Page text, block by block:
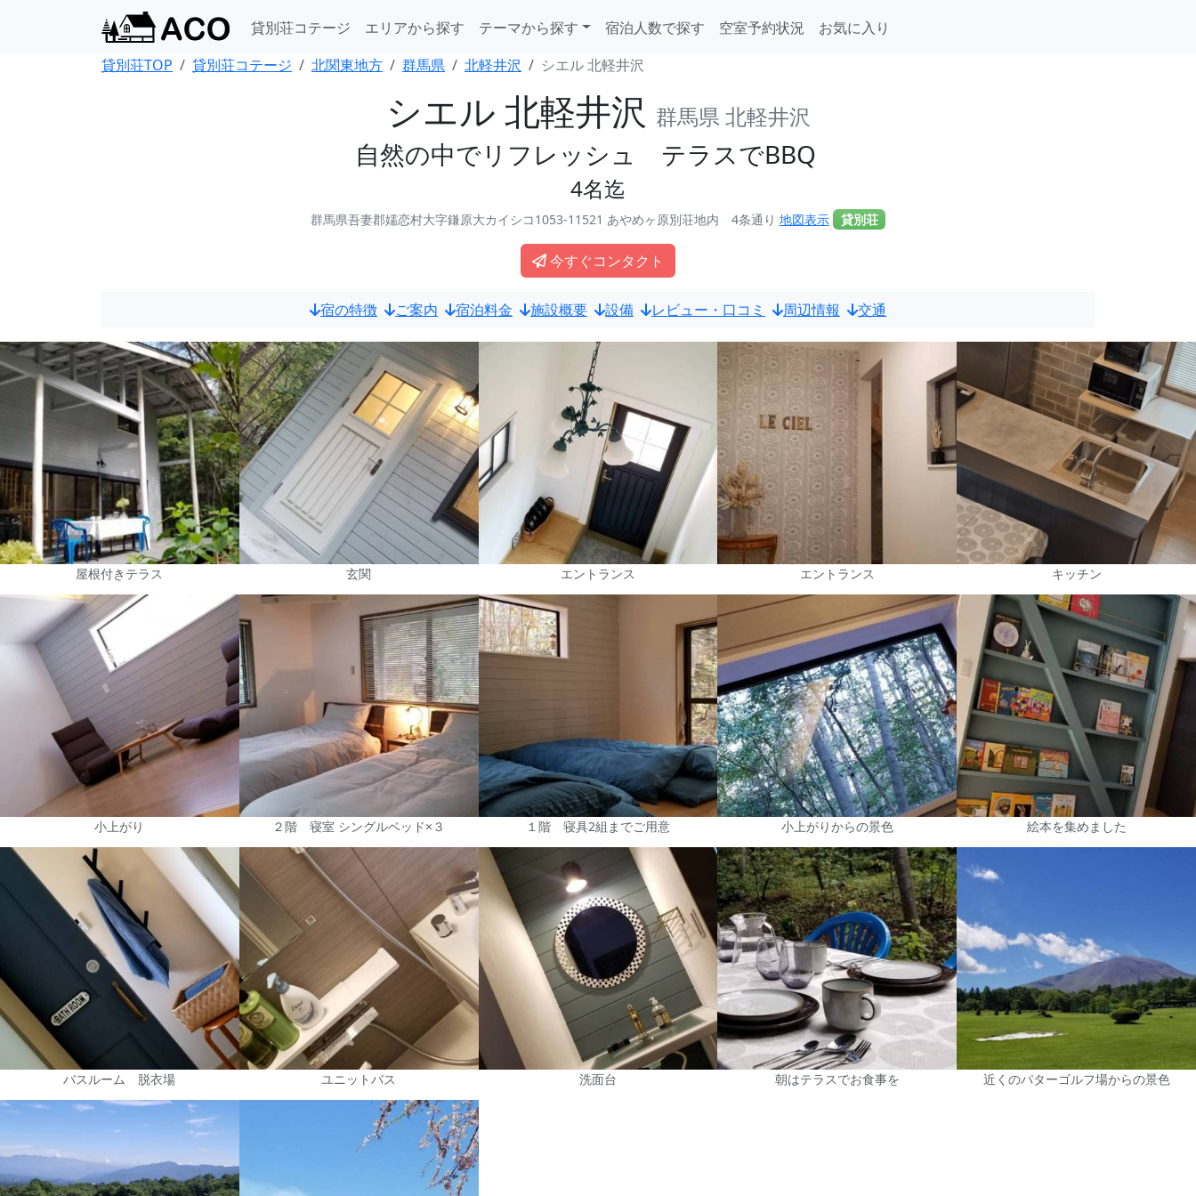
貸別荘コテージ エリアから探す テーマから探す 宿泊人数で探す 空室予約状況
お気に入り
貸別荘TOP
貸別荘コテージ 北関東地方 群馬県 北軽井沢 シエル 北軽井沢
シエル 北軽井沢 群馬県 北軽井沢
自然の中でリフレッシュ テラスでBBQ
4名迄
群馬県吾妻郡嬬恋村大字鎌原大カイシコ1053-11521 あやめヶ原別荘地内 4条通り 地図表示 貸別荘
今すぐコンタクト
宿の特徴 ご案内 宿泊料金 施設概要 設備 レビュー・口コミ 周辺情報 交通
屋根付きテラス 玄関 エントランス エントランス キッチン
小上がり ２階 寝室 シングルベッド×３ １階 寝具2組までご用意 小上がりからの景色 絵本を集めました
バスルーム 脱衣場 ユニットバス 洗面台 朝はテラスでお食事を 近くのパターゴルフ場からの景色